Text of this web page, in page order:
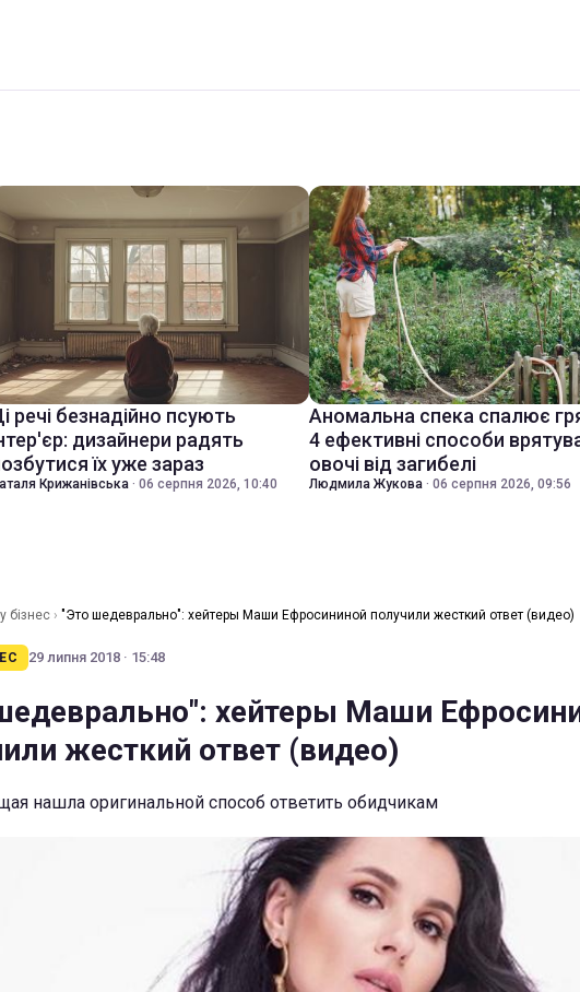
речі безнадійно псують
дизайнери радять
їх уже зараз
Крижанівська · 06 серпня 2026, 10:40
Аномальна спека спалює
4 ефективні способи
овочі від загибелі
Людмила Жукова · 06 серпня 2026, 09:56
бізнес › "Это шедеврально": хейтеры Маши Ефросининой получили жесткий ответ (видео)
29 липня 2018 · 15:48
хейтеры Маши
жесткий ответ (видео)
нашла оригинальной способ ответить обидчикам